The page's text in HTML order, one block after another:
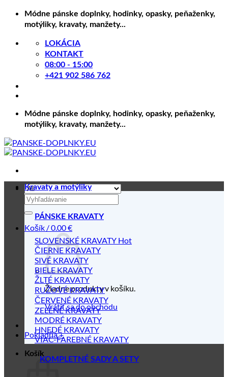
Skip
Módne pánske doplnky, hodinky, opasky, peňaženky,
motýliky, kravaty, manžety...
LOKÁCIA
KONTAKT
08:00 - 15:00
+421 902 586 762
Módne pánske doplnky, hodinky, opasky, peňaženky,
motýliky, kravaty, manžety...
Hľadať:
Košík /0.00€
Žiadne produkty v košíku.
Vrátiť sa do obchodu
Pokladňa+
Košík
Kravaty a motýliky
PÁNSKE KRAVATY
SLOVENSKÉ KRAVATY
ČIERNE KRAVATY
SIVÉ KRAVATY
BIELE KRAVATY
ŽLTÉ KRAVATY
RUŽOVÉ KRAVATY
ČERVENÉ KRAVATY
ZELENÉ KRAVATY
MODRÉ KRAVATY
HNEDÉ KRAVATY
VIAC-FAREBNÉ KRAVATY
KOMPLETNÉ SADY A SETY